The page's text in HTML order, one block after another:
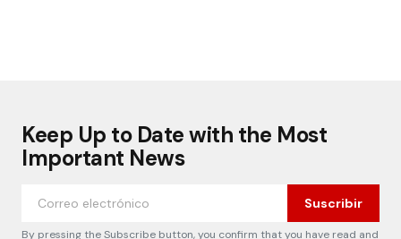
Keep Up to Date with the Most
Important News
Suscribir
By pressing the Subscribe button, you confirm that you have read and